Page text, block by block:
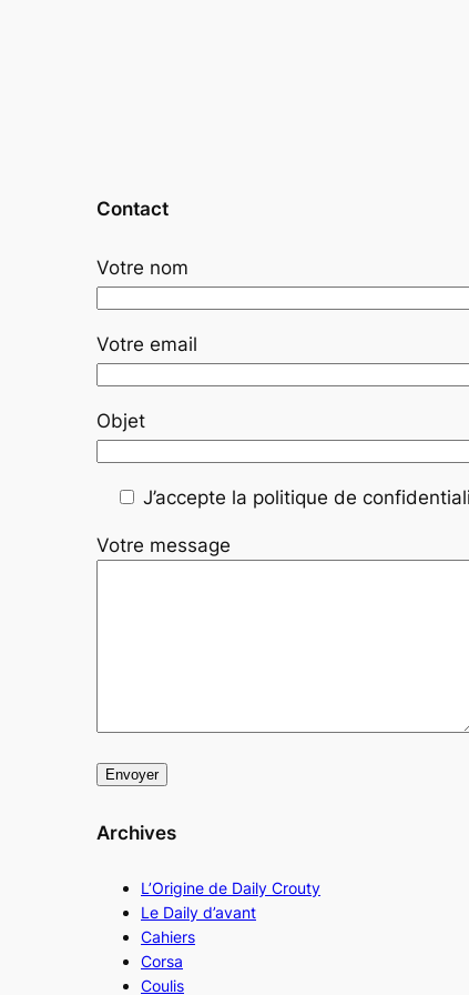
Contact
Votre nom
Votre email
Objet
J’accepte la politique de
Votre message
Archives
L’Origine de Daily Crouty
Le Daily d’avant
Cahiers
Corsa
Coulis